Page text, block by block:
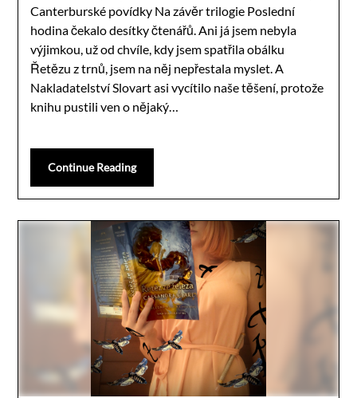
Canterburské povídky Na závěr trilogie Poslední
hodina čekalo desítky čtenářů. Ani já jsem nebyla
výjimkou, už od chvíle, kdy jsem spatřila obálku
Řetězu z trnů, jsem na něj nepřestala myslet. A
Nakladatelství Slovart asi vycítilo naše těšení, protože
knihu pustili ven o nějaký…
Continue Reading